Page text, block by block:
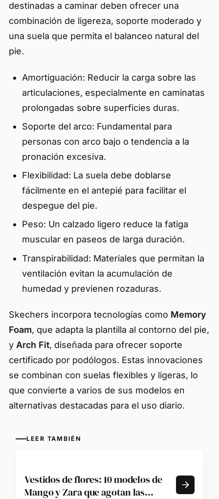
destinadas a caminar deben ofrecer una
combinación de ligereza, soporte moderado y
una suela que permita el balanceo natural del
pie.
Amortiguación: Reducir la carga sobre las
articulaciones, especialmente en caminatas
prolongadas sobre superficies duras.
Soporte del arco: Fundamental para
personas con arco bajo o tendencia a la
pronación excesiva.
Flexibilidad: La suela debe doblarse
fácilmente en el antepié para facilitar el
despegue del pie.
Peso: Un calzado ligero reduce la fatiga
muscular en paseos de larga duración.
Transpirabilidad: Materiales que permitan la
ventilación evitan la acumulación de
humedad y previenen rozaduras.
Skechers incorpora tecnologías como Memory
Foam, que adapta la plantilla al contorno del pie,
y Arch Fit, diseñada para ofrecer soporte
certificado por podólogos. Estas innovaciones
se combinan con suelas flexibles y ligeras, lo
que convierte a varios de sus modelos en
alternativas destacadas para el uso diario.
LEER TAMBIÉN
Vestidos de flores: 10 modelos de
Mango y Zara que agotan las